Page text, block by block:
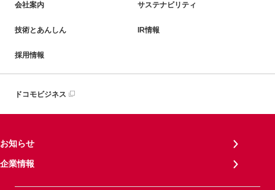
会社案内 サステナビリティ
技術とあんしん IR情報
採用情報
ドコモビジネス
お知らせ
企業情報